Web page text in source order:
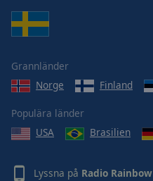
Grannländer
Norge
Finland
Populära länder
USA
Brasilien
Lyssna på Radio Rainbow